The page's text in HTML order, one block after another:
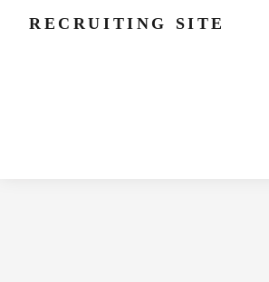
RECRUITING SITE